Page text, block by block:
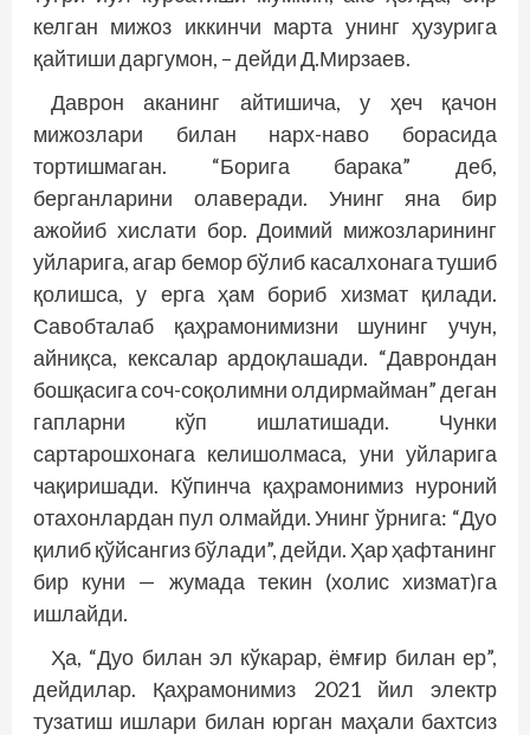
келган мижоз иккинчи марта унинг ҳузурига
қайтиши даргумон, – дейди Д.Мирзаев.
Даврон аканинг айтишича, у ҳеч қачон
мижозлари билан нарх-наво борасида
тортишмаган. “Борига барака” деб,
берганларини олаверади. Унинг яна бир
ажойиб хислати бор. Доимий мижозларининг
уйларига, агар бемор бўлиб касалхонага тушиб
қолишса, у ерга ҳам бориб хизмат қилади.
Савобталаб қаҳрамонимизни шунинг учун,
айниқса, кексалар ардоқлашади. “Даврондан
бошқасига соч-соқолимни олдирмайман” деган
гапларни кўп ишлатишади. Чунки
сартарошхонага келишолмаса, уни уйларига
чақиришади. Кўпинча қаҳрамонимиз нуроний
отахонлардан пул олмайди. Унинг ўрнига: “Дуо
қилиб қўйсангиз бўлади”, дейди. Ҳар ҳафтанинг
бир куни — жумада текин (холис хизмат)га
ишлайди.
Ҳа, “Дуо билан эл кўкарар, ёмғир билан ер”,
дейдилар. Қаҳрамонимиз 2021 йил электр
тузатиш ишлари билан юрган маҳали бахтсиз